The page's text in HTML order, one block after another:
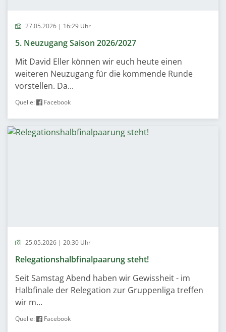
27.05.2026 | 16:29 Uhr
5. Neuzugang Saison 2026/2027
Mit David Eller können wir euch heute einen
weiteren Neuzugang für die kommende Runde
vorstellen. Da...
Quelle: Facebook
25.05.2026 | 20:30 Uhr
Relegationshalbfinalpaarung steht!
Seit Samstag Abend haben wir Gewissheit - im
Halbfinale der Relegation zur Gruppenliga treffen
wir m...
Quelle: Facebook